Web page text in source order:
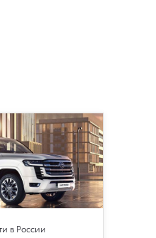
в России